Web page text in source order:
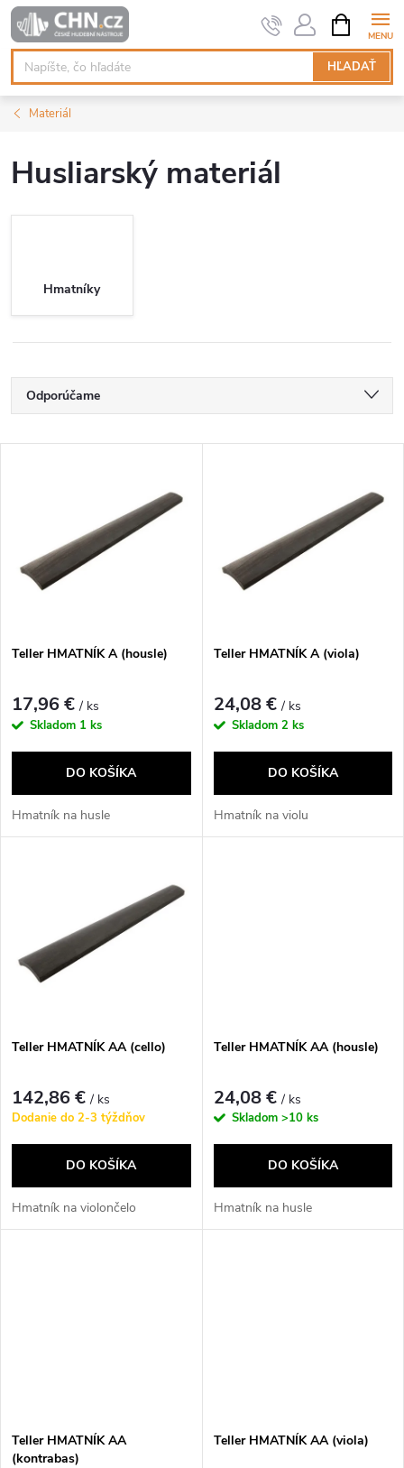
Prejsť
na
obsah
HĽADAŤ
KOŠÍK
Materiál
Husliarský materiál
Hmatníky
R
a
n
e
p
r
o
d
o
Odporúčame
Abecedne
p
s
p
r
d
t
v
Teller HMATNÍK A (housle)
17,96 €/ ks
Skladom 1 ks
DO KOŠÍKA
Hmatník na husle
Teller HMATNÍK A (viola)
24,08 €/ ks
Skladom 2 ks
DO KOŠÍKA
Hmatník na violu
Teller HMATNÍK AA (cello)
142,86 €/ ks
Dodanie do 2-3 týždňov
DO KOŠÍKA
Hmatník na violončelo
Teller HMATNÍK AA (housle)
24,08 €/ ks
Skladom >10 ks
DO KOŠÍKA
Hmatník na husle
Teller HMATNÍK AA
(kontrabas)
Teller HMATNÍK AA (viola)